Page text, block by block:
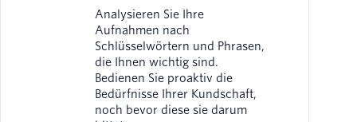
Analysieren Sie Ihre
Aufnahmen nach
Schlüsselwörtern und Phrasen,
die Ihnen wichtig sind.
Bedienen Sie proaktiv die
Bedürfnisse Ihrer Kundschaft,
noch bevor diese sie darum